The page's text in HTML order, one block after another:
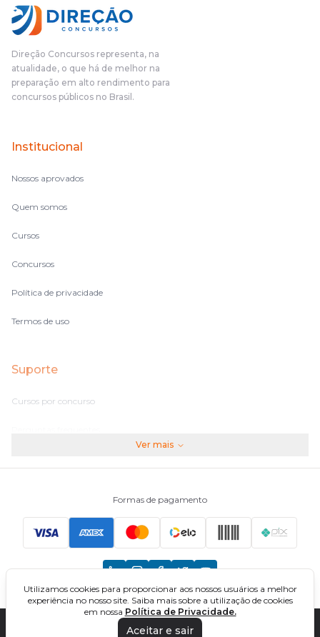
Direção Concursos representa, na
atualidade, o que há de melhor na
preparação em alto rendimento para
concursos públicos no Brasil.
Institucional
Nossos aprovados
Quem somos
Cursos
Concursos
Política de privacidade
Termos de uso
Suporte
Cursos por concurso
Principais Concursos
CNU
TCU
Ver mais
Formas de pagamento
DIREÇÃO CONCURSOS - CURSOS ONLINE PARA CONCURSOS. TODOS OS
Utilizamos cookies para proporcionar aos nossos usuários a melhor
experiência no nosso site. Saiba mais sobre a utilização de cookies
em nossa Política de Privacidade.
Aceitar e sair